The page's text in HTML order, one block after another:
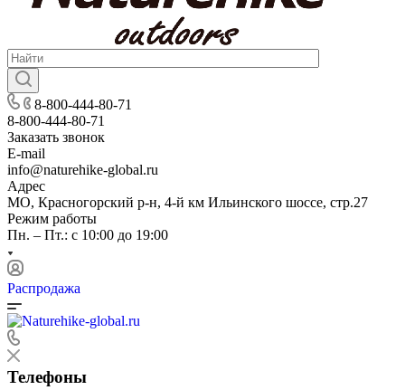
8-800-444-80-71
8-800-444-80-71
Заказать звонок
E-mail
info@naturehike-global.ru
Адрес
МО, Красногорский р-н, 4-й км Ильинского шоссе, стр.27
Режим работы
Пн. – Пт.: с 10:00 до 19:00
Распродажа
Телефоны